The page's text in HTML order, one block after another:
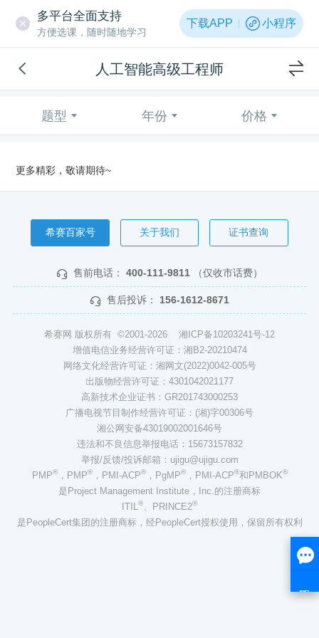
多平台全面支持
方便选课，随时随地学习
下载APP 小程序
人工智能高级工程师
题型 年份 价格
更多精彩，敬请期待~
希赛百家号 关于我们 证书查询
售前电话： 400-111-9811 （仅收市话费）
售后投诉： 156-1612-8671
希赛网 版权所有 ©2001-2026 湘ICP备10203241号-12
增值电信业务经营许可证：湘B2-20210474
网络文化经营许可证：湘网文(2022)0042-005号
出版物经营许可证：4301042021177
高新技术企业证书：GR201743000253
广播电视节目制作经营许可证：(湘)字00306号
湘公网安备43019002001646号
违法和不良信息举报电话：15673157832
举报/反馈/投诉邮箱：ujigu@ujigu.com
PMP®，PMP®，PMI-ACP®，PgMP®，PMI-ACP®和PMBOK®
是Project Management Institute，Inc.的注册商标
ITIL®、PRINCE2®
是PeopleCert集团的注册商标，经PeopleCert授权使用，保留所有权利